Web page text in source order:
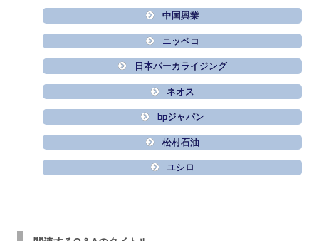
中国興業
ニッペコ
日本パーカライジング
ネオス
bpジャパン
松村石油
ユシロ